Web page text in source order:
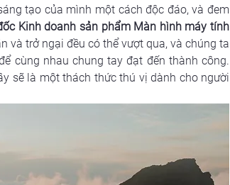
tạo của mình một cách độc đáo, và đem
Kinh doanh sản phẩm Màn hình máy tính
và trở ngại đều có thể vượt qua, và chúng ta
cùng nhau chung tay đạt đến thành công.
sẽ là một thách thức thú vị dành cho người